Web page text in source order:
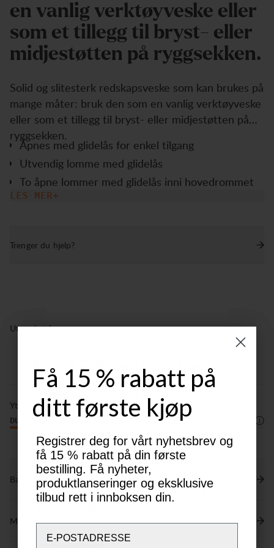
en van ig ver ktøyves ke e er
som et ti egg ti bryst- e er
mid jestøtten på ryggse k ken.
Solid og slitesterk redskapsveske som kan brukes på
mange måter: bruk den som en vanlig verktøyveske
eller som et tillegg til bryst- eller midjestøtten på
ryggsekken.
Åpnes med glidelås for enkel tilgang
Utvendig lomme med glidelås
To åpne lommer med glidelås inni hovedrommet
Doble snorløkker til å bruke som et tillegg til
Volume: 3 L
LES MER
Trenger du hjelp?
Utmerket for
Ytelse
DURABILITY
Bærekraftsegenskaper
Materialer
Få 15 % rabatt på
ditt första köp
Registrera dig för vårt nyhetsbrev
och ta del av nyheter,
produktlanseringar och exklusiva
erbjudanden. Som ny prenumerant
får du 15 % rabatt på din första
beställning.
Email
Få 15 % rabatt på
ditt første kjøp
Registrer deg for vårt nyhetsbrev og
få 15 % rabatt på din første
bestilling. Få nyheter,
produktlanseringer og eksklusive
tilbud rett i innboksen din.